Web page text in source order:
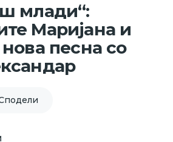
млади“:
Маријана и
песна со